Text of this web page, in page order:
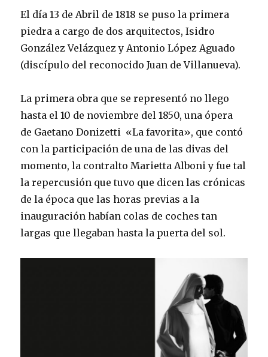
El día 13 de Abril de 1818 se puso la primera
piedra a cargo de dos arquitectos, Isidro
González Velázquez y Antonio López Aguado
(discípulo del reconocido Juan de Villanueva).
La primera obra que se representó no llego
hasta el 10 de noviembre del 1850, una ópera
de Gaetano Donizetti «La favorita», que contó
con la participación de una de las divas del
momento, la contralto Marietta Alboni y fue tal
la repercusión que tuvo que dicen las crónicas
de la época que las horas previas a la
inauguración habían colas de coches tan
largas que llegaban hasta la puerta del sol.